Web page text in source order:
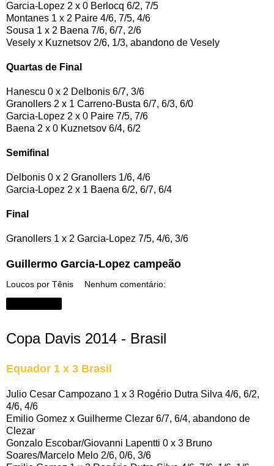
Garcia-Lopez 2 x 0 Berlocq 6/2, 7/5
Montanes 1 x 2 Paire 4/6, 7/5, 4/6
Sousa 1 x 2 Baena 7/6, 6/7, 2/6
Vesely x Kuznetsov 2/6, 1/3, abandono de Vesely
Quartas de Final
Hanescu 0 x 2 Delbonis 6/7, 3/6
Granollers 2 x 1 Carreno-Busta 6/7, 6/3, 6/0
Garcia-Lopez 2 x 0 Paire 7/5, 7/6
Baena 2 x 0 Kuznetsov 6/4, 6/2
Semifinal
Delbonis 0 x 2 Granollers 1/6, 4/6
Garcia-Lopez 2 x 1 Baena 6/2, 6/7, 6/4
Final
Granollers 1 x 2 Garcia-Lopez 7/5, 4/6, 3/6
Guillermo Garcia-Lopez campeão
Loucos por Tênis Nenhum comentário:
Copa Davis 2014 - Brasil
Equador 1 x 3 Brasil
Julio Cesar Campozano 1 x 3 Rogério Dutra Silva 4/6, 6/2,
4/6, 4/6
Emilio Gomez x Guilherme Clezar 6/7, 6/4, abandono de
Clezar
Gonzalo Escobar/Giovanni Lapentti 0 x 3 Bruno
Soares/Marcelo Melo 2/6, 0/6, 3/6